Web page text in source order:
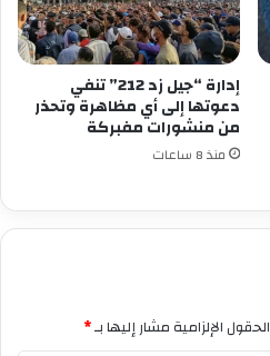
إدارة “جيل زد 212” تنفي
دعوتها إلى أي مظاهرة وتحذر
من منشورات مفبركة
منذ 8 ساعات
الحقول الإلزامية مشار إليها بـ*